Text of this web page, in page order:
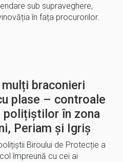
sub supraveghere,
în fața procurorilor.
mulți braconieri
plase – controale
polițiștilor în zona
Periam și Igriș
Biroului de Protecție a
împreună cu cei ai